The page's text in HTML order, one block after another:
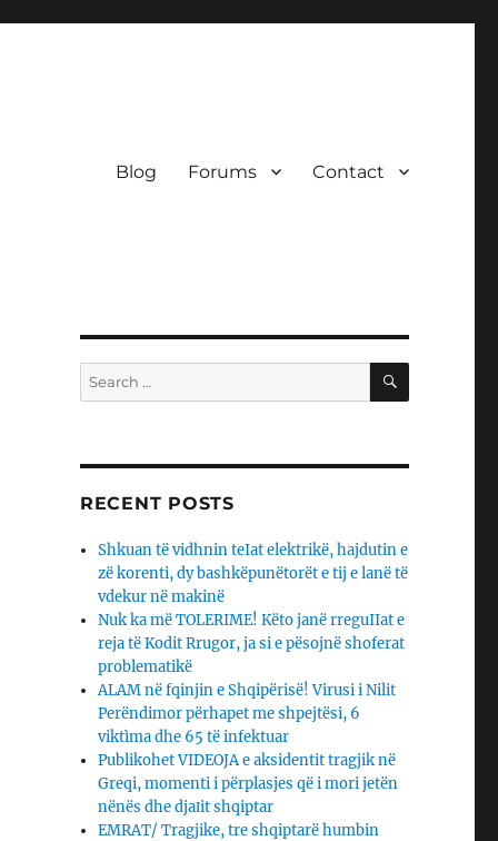
Blog Forums Contact
Search
for:
SEARCH
RECENT POSTS
Shkuan të vidhnin teIat elektrikë, hajdutin e
zë korenti, dy bashkëpunëtorët e tij e lanë të
vdekur në makinë
Nuk ka më TOLERIME! Këto janë rreguIIat e
reja të Kodit Rrugor, ja si e pësojnë shoferat
problematikë
ALAM në fqinjin e Shqipërisë! Virusi i Nilit
Perëndimor përhapet me shpejtësi, 6
viktìma dhe 65 të infektuar
Publikohet VIDEOJA e aksidentit tragjik në
Greqi, momenti i përplasjes që i mori jetën
nënës dhe djaΙit shqiptar
EMRAT/ Tragjike, tre shqiptarë humbin